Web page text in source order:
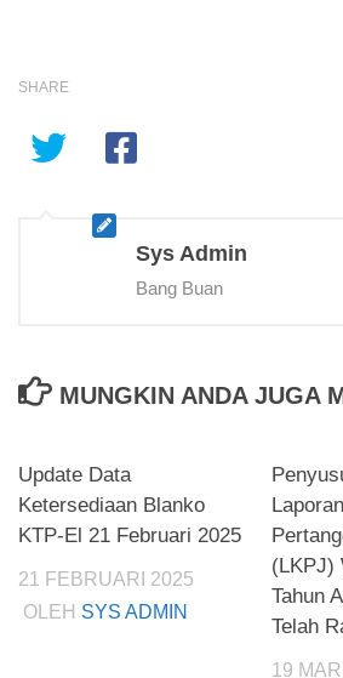
SHARE
Sys Admin
Bang Buan
MUNGKIN ANDA JUGA
Update Data
Ketersediaan Blanko
KTP-El 21 Februari 2025
21 FEBRUARI 2025
OLEH SYS ADMIN
(LKPJ)
Tahun
Telah
19